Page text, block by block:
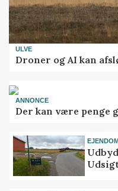
ULVE
Droner og AI kan
ANNONCE
Der kan være penge